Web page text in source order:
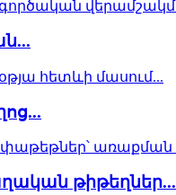
թիթեղներ...